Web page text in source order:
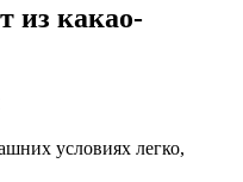
из какао-
условиях легко,